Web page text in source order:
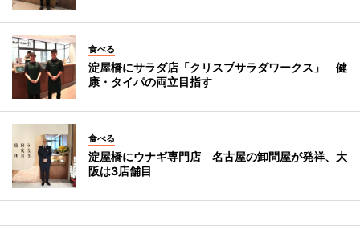
食べる
淀屋橋にサラダ店「クリスプサラダワークス」 健
康・タイパの両立目指す
食べる
淀屋橋にウナギ専門店 名古屋の卸問屋が発祥、大
阪は3店舗目